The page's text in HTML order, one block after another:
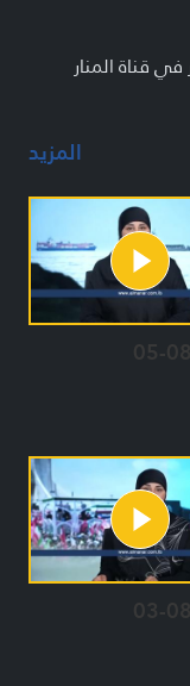
قناة المنار
المزيد
05-
03-